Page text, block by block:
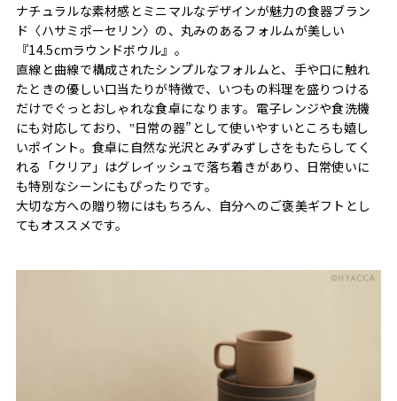
ナチュラルな素材感とミニマルなデザインが魅力の食器ブラン
ド〈ハサミポーセリン〉の、丸みのあるフォルムが美しい
『14.5cmラウンドボウル』。
直線と曲線で構成されたシンプルなフォルムと、手や口に触れ
たときの優しい口当たりが特徴で、いつもの料理を盛りつける
だけでぐっとおしゃれな食卓になります。電子レンジや食洗機
にも対応しており、‟日常の器”として使いやすいところも嬉し
いポイント。食卓に自然な光沢とみずみずしさをもたらしてく
れる「クリア」はグレイッシュで落ち着きがあり、日常使いに
も特別なシーンにもぴったりです。
大切な方への贈り物にはもちろん、自分へのご褒美ギフトとし
てもオススメです。